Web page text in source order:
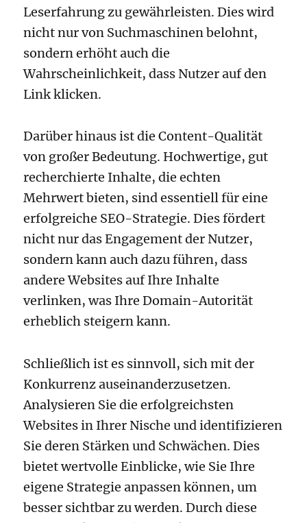
Leserfahrung zu gewährleisten. Dies wird
nicht nur von Suchmaschinen belohnt,
sondern erhöht auch die
Wahrscheinlichkeit, dass Nutzer auf den
Link klicken.
Darüber hinaus ist die Content-Qualität
von großer Bedeutung. Hochwertige, gut
recherchierte Inhalte, die echten
Mehrwert bieten, sind essentiell für eine
erfolgreiche SEO-Strategie. Dies fördert
nicht nur das Engagement der Nutzer,
sondern kann auch dazu führen, dass
andere Websites auf Ihre Inhalte
verlinken, was Ihre Domain-Autorität
erheblich steigern kann.
Schließlich ist es sinnvoll, sich mit der
Konkurrenz auseinanderzusetzen.
Analysieren Sie die erfolgreichsten
Websites in Ihrer Nische und identifizieren
Sie deren Stärken und Schwächen. Dies
bietet wertvolle Einblicke, wie Sie Ihre
eigene Strategie anpassen können, um
besser sichtbar zu werden. Durch diese